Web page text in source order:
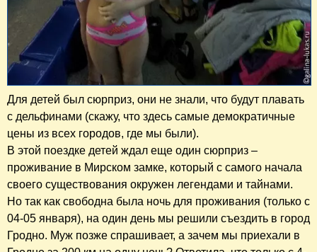
Для детей был сюрприз, они не знали, что будут плавать
с дельфинами (скажу, что здесь самые демократичные
цены из всех городов, где мы были).
В этой поездке детей ждал еще один сюрприз –
проживание в Мирском замке, который с самого начала
своего существования окружен легендами и тайнами.
Но так как свободна была ночь для проживания (только с
04-05 января), на один день мы решили съездить в город
Гродно. Муж позже спрашивает, а зачем мы приехали в